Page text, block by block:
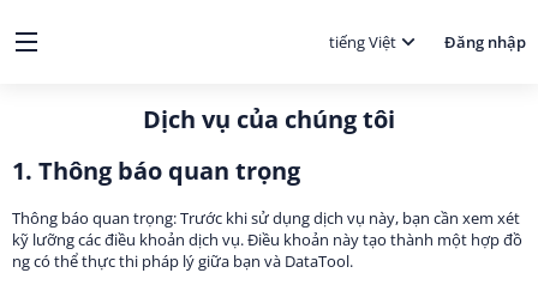
tiếng Việt Đăng nhập
Dịch vụ của chúng tôi
1. Thông báo quan trọng
Thông báo quan trọng: Trước khi sử dụng dịch vụ này, bạn cần xem xét
kỹ lưỡng các điều khoản dịch vụ. Điều khoản này tạo thành một hợp đồ
ng có thể thực thi pháp lý giữa bạn và DataTool.